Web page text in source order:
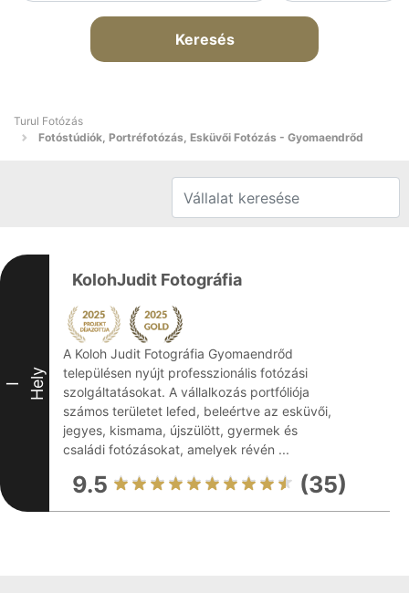
Keresés
Turul Fotózás
Fotóstúdiók, Portréfotózás, Esküvői Fotózás - Gyomaendrőd
I Hely
KolohJudit Fotográfia
A Koloh Judit Fotográfia Gyomaendrőd
településen nyújt professzionális fotózási
szolgáltatásokat. A vállalkozás portfóliója
számos területet lefed, beleértve az esküvői,
jegyes, kismama, újszülött, gyermek és
családi fotózásokat, amelyek révén ...
9.5 (35)